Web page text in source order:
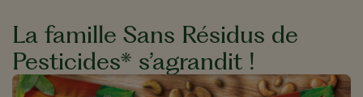
La famille Sans Résidus de
Pesticides* s’agrandit !